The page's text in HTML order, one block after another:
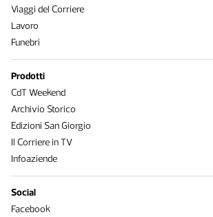
Viaggi del Corriere
Lavoro
Funebri
Prodotti
CdT Weekend
Archivio Storico
Edizioni San Giorgio
Il Corriere in TV
Infoaziende
Social
Facebook